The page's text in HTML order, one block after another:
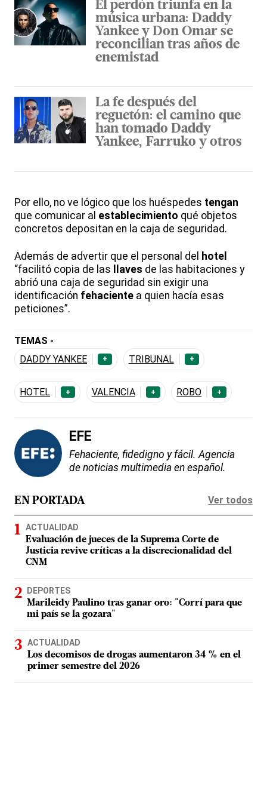
El perdón triunfa en la
música urbana: Daddy
Yankee y Don Omar se
reconcilian tras años de
enemistad
La fe después del
reguetón: el camino que
han tomado Daddy
Yankee, Farruko y otros
Por ello, no ve lógico que los huéspedes tengan
que comunicar al establecimiento qué objetos
concretos depositan en la caja de seguridad.
Además de advertir que el personal del hotel
“facilitó copia de las llaves de las habitaciones y
abrió una caja de seguridad sin exigir una
identificación fehaciente a quien hacía esas
peticiones”.
TEMAS -
DADDY YANKEE
+ TRIBUNAL +
HOTEL + VALENCIA + ROBO +
EFE
Fehaciente, fidedigno y fácil. Agencia
de noticias multimedia en español.
EN PORTADA Ver todos
ACTUALIDAD
Evaluación de jueces de la Suprema Corte de
Justicia revive críticas a la discrecionalidad del
CNM
DEPORTES
Marileidy Paulino tras ganar oro: "Corrí para que
mi país se la gozara"
ACTUALIDAD
Los decomisos de drogas aumentaron 34 % en el
primer semestre del 2026